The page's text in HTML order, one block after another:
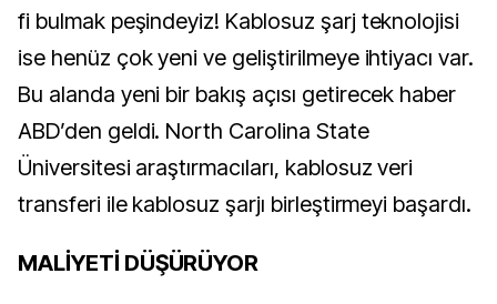
fi bulmak peşindeyiz! Kablosuz şarj teknolojisi
ise henüz çok yeni ve geliştirilmeye ihtiyacı var.
Bu alanda yeni bir bakış açısı getirecek haber
ABD’den geldi. North Carolina State
Üniversitesi araştırmacıları, kablosuz veri
transferi ile kablosuz şarjı birleştirmeyi başardı.
MALİYETİ DÜŞÜRÜYOR